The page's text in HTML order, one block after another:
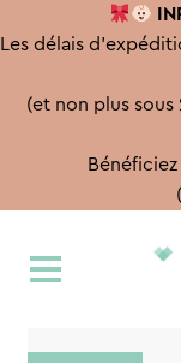
Les délais
(et non plus
à
au